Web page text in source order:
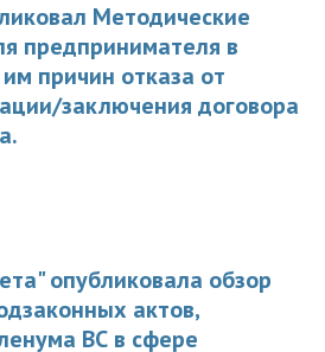
Методические
предпринимателя в
причин отказа от
заключения договора
опубликовала обзор
актов,
ВС в сфере